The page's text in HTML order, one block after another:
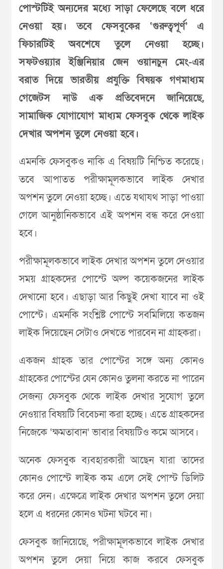
পোস্টটিই অন্যদের মধ্যে সাড়া ফেলেছে বলে ধরে
নেওয়া হয়। তবে ফেসবুকের ‘গুরুত্বপূর্ণ’ এ
ফিচারটিই অবশেষে তুলে নেওয়া হচ্ছে।
সফটওয়্যার ইঞ্জিনিয়ার জেন ওয়ানচুন মেং-এর
বরাত দিয়ে ভারতীয় প্রযুক্তি বিষয়ক গণমাধ্যম
গেজেটস নাউ এক প্রতিবেদনে জানিয়েছে,
সামাজিক যোগাযোগ মাধ্যম ফেসবুক থেকে লাইক
দেখার অপশন তুলে নেওয়া হবে।
এমনকি ফেসবুকও নাকি এ বিষয়টি নিশ্চিত করেছে।
তবে আপাতত পরীক্ষামূলকভাবে লাইক দেখার
অপশন তুলে নেওয়া হচ্ছে। এতে যথাযথ সাড়া পাওয়া
গেলে আনুষ্ঠানিকভাবে এই অপশন বন্ধ করে দেওয়া
হবে।
পরীক্ষামূলকভাবে লাইক দেখার অপশন তুলে দেওয়ার
সময় গ্রাহকদের পোস্টে অল্প কয়েকজনের লাইক
দেখানো হবে। এছাড়া আর কিছুই দেখা যাবে না ওই
পোস্টে। এমনকি সংশ্লিষ্ট পোস্টে সবমিলিয়ে কতজন
লাইক দিয়েছেন সেটাও দেখতে পারবেন না গ্রাহকরা।
একজন গ্রাহক তার পোস্টের সঙ্গে অন্য কোনও
গ্রাহকের পোস্টের যেন কোনও তুলনা করতে না পারেন
সেজন্য ফেসবুক থেকে লাইক দেখার সুযোগ তুলে
নেওয়ার বিষয়টি বিবেচনা করা হচ্ছে। এতে গ্রাহকদের
নিজেকে ‘ক্ষমতাবান’ ভাবার বিষয়টিও কমে আসবে।
অনেক ফেসবুক ব্যবহারকারী আছেন যারা তাদের
কোনও পোস্টে লাইক কম এলে সেই পোস্ট ডিলিট
করে দেন। এক্ষেত্রে লাইক দেখার অপশন তুলে দেয়া
হলে এ ধরনের কোনও ঘটনা ঘটবে না।
ফেসবুক জানিয়েছে, পরীক্ষামূলকভাবে লাইক দেখার
অপশন তুলে দেয়া নিয়ে কাজ করবে ফেসবুক